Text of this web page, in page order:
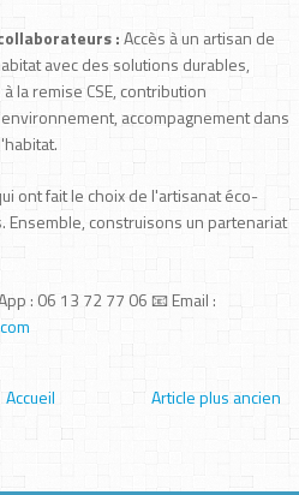
:Accès à un artisan de
avec des solutions durables,
la remise CSE, contribution
accompagnement dans
ont fait le choix de l'artisanat éco-
construisons un partenariat
: 06 13 72 77 06 📧 Email :
Article plus ancien
Accueil